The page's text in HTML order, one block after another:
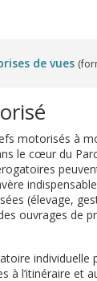
de vues
motorisés à
le cœur du
(élevage,
ouvrages de
individuelle
à l’itinéraire et